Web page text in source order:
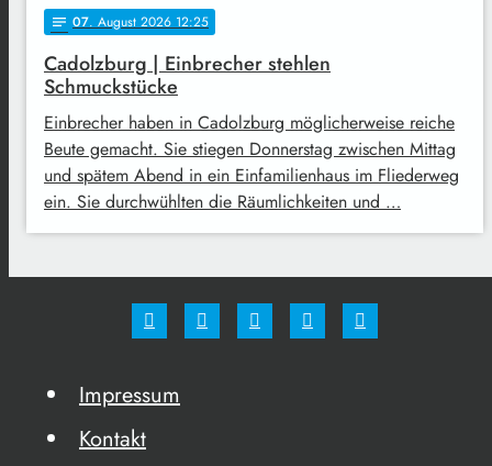
notes 07. August 2026 12:25
Cadolzburg | Einbrecher stehlen
Schmuckstücke
Einbrecher haben in Cadolzburg möglicherweise reiche
Beute gemacht. Sie stiegen Donnerstag zwischen Mittag
und spätem Abend in ein Einfamilienhaus im Fliederweg
ein. Sie durchwühlten die Räumlichkeiten und …
Impressum
Kontakt